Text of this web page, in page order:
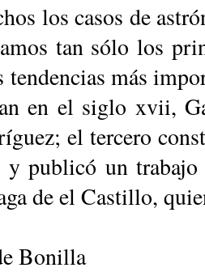
los ca­sos de
tan sólo los
ten­den­cias más
en el si­glo xvii,
el ter­ce­ro
pu­bli­có un
de el Cas­ti­llo,
Bonilla